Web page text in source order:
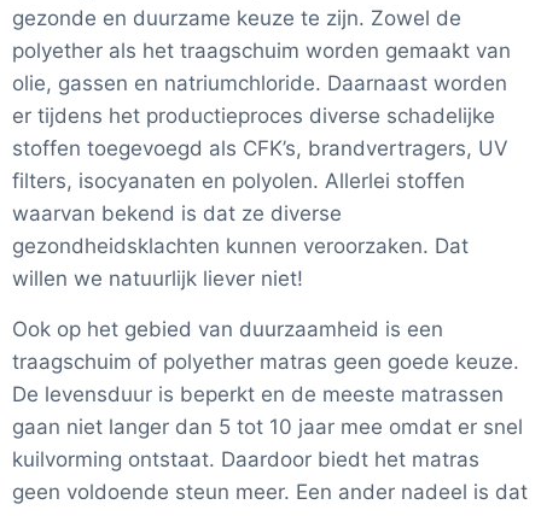
gezonde en duurzame keuze te zijn. Zowel de
polyether als het traagschuim worden gemaakt van
olie, gassen en natriumchloride. Daarnaast worden
er tijdens het productieproces diverse schadelijke
stoffen toegevoegd als CFK’s, brandvertragers, UV
filters, isocyanaten en polyolen. Allerlei stoffen
waarvan bekend is dat ze diverse
gezondheidsklachten kunnen veroorzaken. Dat
willen we natuurlijk liever niet!
Ook op het gebied van duurzaamheid is een
traagschuim of polyether matras geen goede keuze.
De levensduur is beperkt en de meeste matrassen
gaan niet langer dan 5 tot 10 jaar mee omdat er snel
kuilvorming ontstaat. Daardoor biedt het matras
geen voldoende steun meer. Een ander nadeel is dat